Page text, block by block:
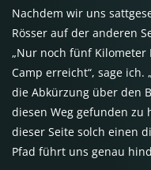
Nachdem wir uns
Rösser auf der anderen
„Nur noch fünf
Camp erreicht“, sage ich.
die Abkürzung über den
diesen Weg gefunden zu
dieser Seite solch einen
Pfad führt uns genau